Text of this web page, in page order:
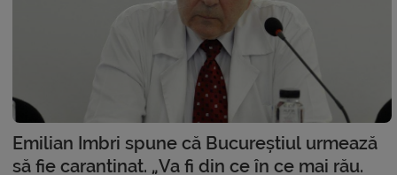
Emilian Imbri spune că Bucureștiul urmează
să fie carantinat. „Va fi din ce în ce mai rău.